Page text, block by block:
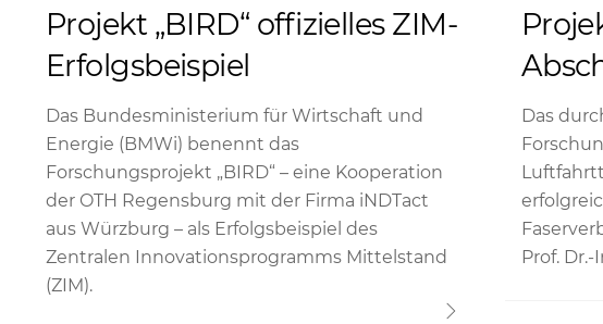
Projekt „BIRD“ offizielles ZIM-
Erfolgsbeispiel
Das Bundesministerium für Wirtschaft und
Energie (BMWi) benennt das
Forschungsprojekt „BIRD“ – eine Kooperation
der OTH Regensburg mit der Firma iNDTact
aus Würzburg – als Erfolgsbeispiel des
Zentralen Innovationsprogramms Mittelstand
(ZIM).
Das
Prof.